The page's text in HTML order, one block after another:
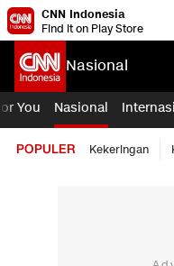
CNN Indonesia
Find it on Play Store
Nasional
You Nasional
POPULER Kekeringan